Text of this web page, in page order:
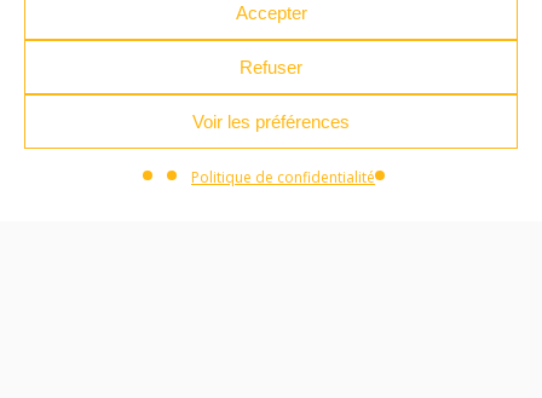
Accepter
Refuser
Voir les préférences
Politique de confidentialité
Facebook
Instagram
Youtube
S'inscrire à la newsletter